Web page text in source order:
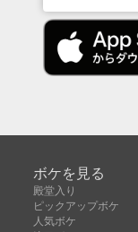
ボケを見る
殿堂入り
ピックアップボケ
人気ボケ